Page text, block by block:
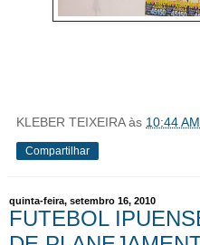
KLEBER TEIXEIRA às 10:44 AM
Compartilhar
quinta-feira, setembro 16, 2010
FUTEBOL